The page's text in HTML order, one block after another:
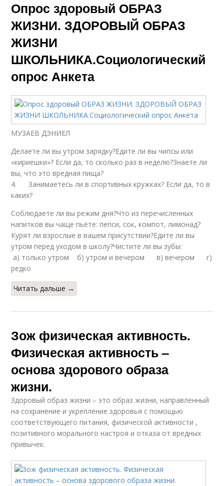
Опрос здоровый ОБРАЗ
ЖИЗНИ. ЗДОРОВЫЙ ОБРАЗ
ЖИЗНИ
ШКОЛЬНИКА.Социологический
опрос Анкета
МУЗАЕВ ДЭНИЕЛ
Делаете ли вы утром зарядку?Едите ли вы чипсы или
«кириешки»? Если да, то сколько раз в неделю?Знаете ли
вы, что это вредная пища?
4. Занимаетесь ли в спортивных кружках? Если да, то в
каких?
Соблюдаете ли вы режим дня?Что из перечисленных
напитков вы чаще пьёте: пепси, сок, компот, лимонад?
Курят ли взрослые в вашем присутствии?Едите ли вы
утром перед уходом в школу?Чистите ли вы зубы:
а) только утром б) утром и вечером в) вечером г)
редко
Читать дальше →
Зож физическая активность.
Физическая активность –
основа здорового образа
жизни.
Здоровый образ жизни – это образ жизни, направленный
на сохранение и укрепление здоровья с помощью
соответствующего питания, физической активности ,
позитивного морального настроя и отказа от вредных
привычек.